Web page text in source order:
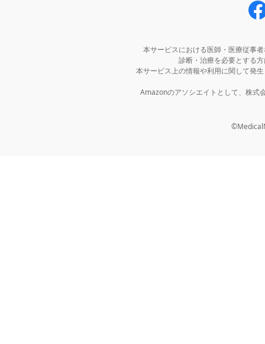
本サービスにおける医師・医療従事
診断・治療を必要とする
本サービス上の情報や利用に関して発
Amazonのアソシエイトとして、株式